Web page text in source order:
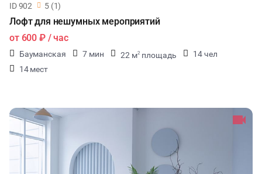
ID 902 5 (1)
Лофт для нешумных мероприятий
от 600 ₽/ час
Бауманская 7 мин 22 м2 площадь
14 чел
14 мест